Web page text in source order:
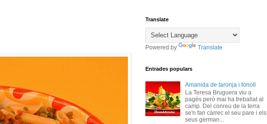
Translate
Powered by Translate
Entrades populars
Amanida de taronja i fonoll
La Teresa Bruguera viu a
pagès però mai ha treballat al
camp. Del conreu de la terra
se'n fan càrrec el seu pare i els
seus german...